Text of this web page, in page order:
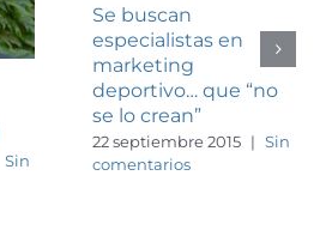
Sin
Se buscan
especialistas en
marketing
deportivo… que “no
se lo crean”
22 septiembre 2015 | Sin
comentarios